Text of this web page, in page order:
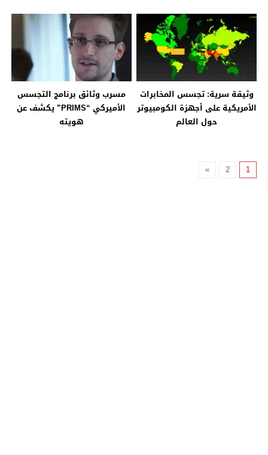
وثيقة سرية: تجسس المخابرات
الأمريكية على أجهزة الكومبيوتر
حول العالم
مسرب وثائق برنامج التجسس
الأميركي “PRIMS” يكشف عن
هويته
1
2
»